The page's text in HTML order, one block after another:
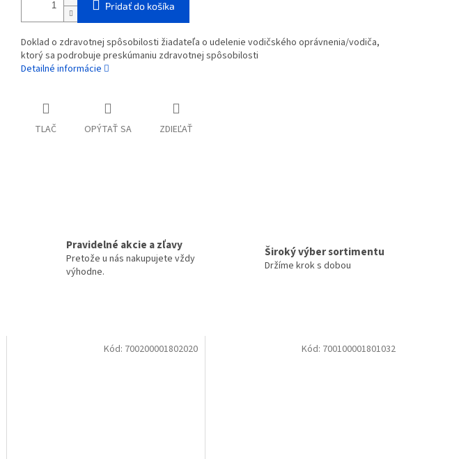
Pridať do košíka
Doklad o zdravotnej spôsobilosti žiadateľa o udelenie vodičského oprávnenia/vodiča,
ktorý sa podrobuje preskúmaniu zdravotnej spôsobilosti
Detailné informácie
TLAČ OPÝTAŤ SA ZDIEĽAŤ
Pravidelné akcie a zľavy
Pretože u nás nakupujete vždy
výhodne.
Široký výber sortimentu
Držíme krok s dobou
Kód: 700200001802020 Kód: 700100001801032